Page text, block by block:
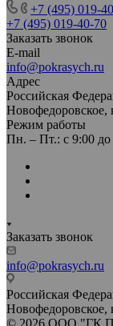
+7 (495) 019-
+7 (495) 019-40-70
Заказать звонок
E-mail
info@pokrasych.ru
Адрес
Российская
Новофедоровское,
Режим работы
Пн. – Пт.: с 9:00 до
Заказать звонок
info@pokrasych.ru
Российская
Новофедоровское,